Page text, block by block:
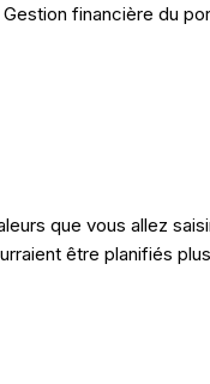
financière du
que vous allez
être planifiés